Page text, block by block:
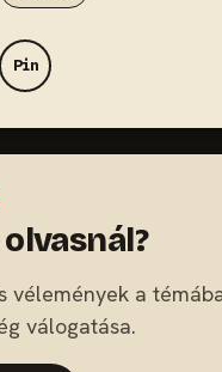
Pin
vélemények a
válogatása.